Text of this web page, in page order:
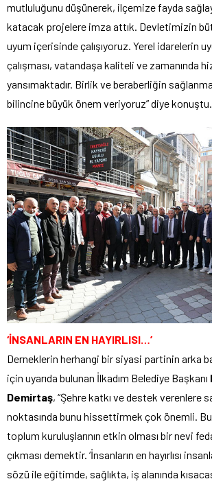
mutluluğunu düşünerek, ilçemize fayda
katacak projelere imza attık. Devletimizin
uyum içerisinde çalışıyoruz. Yerel idarelerin
çalışması, vatandaşa kaliteli ve zamanında
yansımaktadır. Birlik ve beraberliğin
bilincine büyük önem veriyoruz” diye konuştu.
‘İNSANLARIN EN HAYIRLISI…’
Derneklerin herhangi bir siyasi partinin arka
için uyarıda bulunan İlkadım Belediye Başkanı
Demirtaş, “Şehre katkı ve destek verenlere
noktasında bunu hissettirmek çok önemli.
toplum kuruluşlarının etkin olması bir nevi
çıkması demektir. ‘İnsanların en hayırlısı
sözü ile eğitimde, sağlıkta, iş alanında